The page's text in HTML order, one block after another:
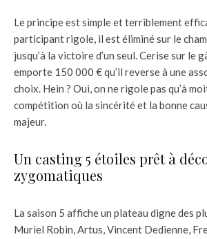
Le principe est simple et terriblement
participant rigole, il est éliminé sur le
jusqu’à la victoire d’un seul. Cerise sur le
emporte 150 000 € qu’il reverse à une
choix. Hein ? Oui, on ne rigole pas qu’à
compétition où la sincérité et la bonne
majeur.
Un casting 5 étoiles prêt à
zygomatiques
La saison 5 affiche un plateau digne des
Muriel Robin, Artus, Vincent Dedienne,